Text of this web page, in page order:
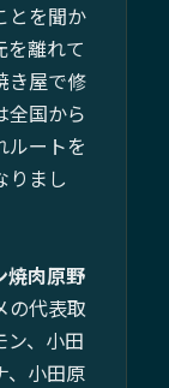
とを聞か
を離れて
き屋で修
全国から
ルートを
りまし
焼肉原野
の代表取
ン、小田
、小田原